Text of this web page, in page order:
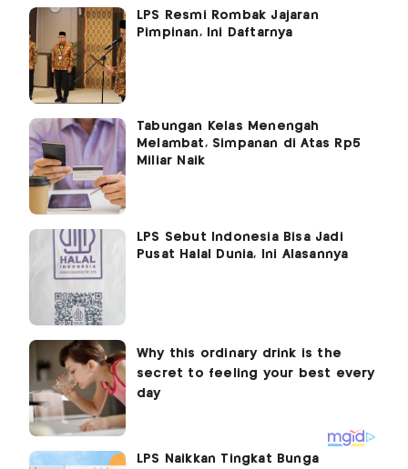
LPS Resmi Rombak Jajaran
Pimpinan, Ini Daftarnya
Tabungan Kelas Menengah
Melambat, Simpanan di Atas Rp5
Miliar Naik
LPS Sebut Indonesia Bisa Jadi
Pusat Halal Dunia, Ini Alasannya
LPS Naikkan Tingkat Bunga